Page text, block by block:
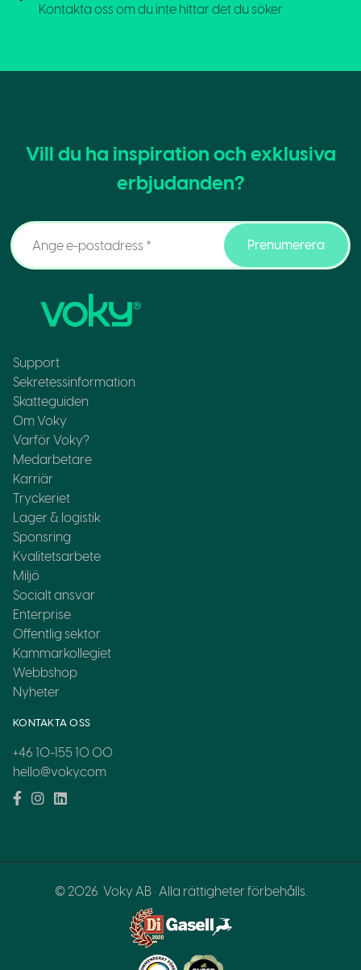
Kontakta oss om du inte hittar det du söker
Vill du ha inspiration och exklusiva
erbjudanden?
Prenumerera
Support
Sekretessinformation
Skatteguiden
Om Voky
Varför Voky?
Medarbetare
Karriär
Tryckeriet
Lager & logistik
Sponsring
Kvalitetsarbete
Miljö
Socialt ansvar
Enterprise
Offentlig sektor
Kammarkollegiet
Webbshop
Nyheter
KONTAKTA OSS
+46 10-155 10 00
hello@voky.com
© 2026 Voky AB · Alla rättigheter förbehålls.